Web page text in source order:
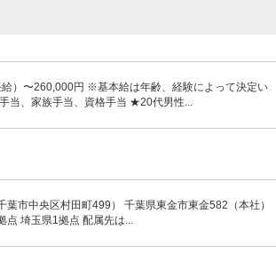
）〜260,000円 ※基本給は年齢、経験によって決定い
当、家族手当、資格手当 ★20代男性...
葉市中央区村田町499） 千葉県東金市東金582（本社）
点 埼玉県1拠点 配属先は...